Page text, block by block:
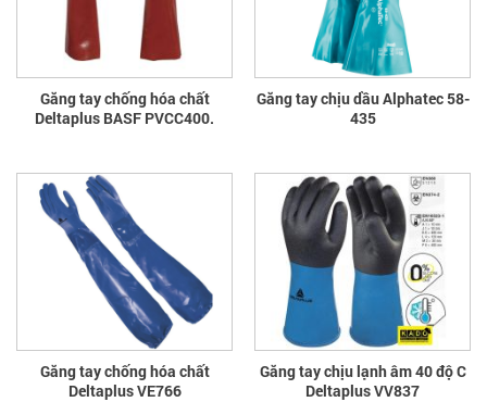
Găng tay chống hóa chất
Deltaplus BASF PVCC400.
Găng tay chịu dầu Alphatec 58-
435
Găng tay chống hóa chất
Deltaplus VE766
Găng tay chịu lạnh âm 40 độ C
Deltaplus VV837